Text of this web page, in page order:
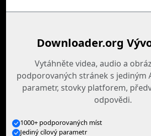
Downloader.org
Vytáhněte videa, audio a
podporovaných stránek s jediným
parametr, stovky platforem,
odpovědi.
1000+ podporovaných míst
Jediný cílový parametr